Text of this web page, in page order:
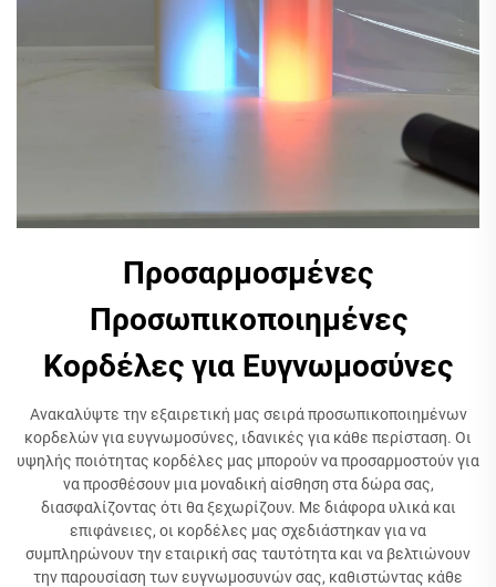
Προσαρμοσμένες
Προσωπικοποιημένες
Κορδέλες για Ευγνωμοσύνες
Ανακαλύψτε την εξαιρετική μας σειρά προσωπικοποιημένων
κορδελών για ευγνωμοσύνες, ιδανικές για κάθε περίσταση. Οι
υψηλής ποιότητας κορδέλες μας μπορούν να προσαρμοστούν για
να προσθέσουν μια μοναδική αίσθηση στα δώρα σας,
διασφαλίζοντας ότι θα ξεχωρίζουν. Με διάφορα υλικά και
επιφάνειες, οι κορδέλες μας σχεδιάστηκαν για να
συμπληρώνουν την εταιρική σας ταυτότητα και να βελτιώνουν
την παρουσίαση των ευγνωμοσυνών σας, καθιστώντας κάθε